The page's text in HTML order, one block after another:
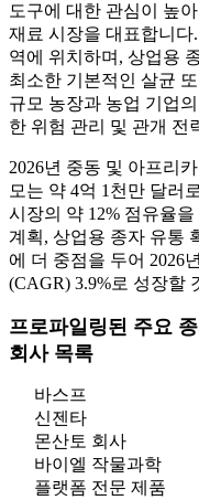
도구에 대한 관심이 높
재료 시장을 대표합니다
역에 위치하며, 상업용
최소한 기본적인 살균
규모 농장과 농업 기업
한 위험 관리 및 관개 전
2026년 중동 및 아프리
모는 약 4억 1천만 달러
시장의 약 12% 점유율
계획, 상업용 종자 유통
에 더 중점을 두어 2026
(CAGR) 3.9%로 성장할
프로파일링된 주요
회사 목록
바스프
신젠타
몬산토 회사
바이엘 작물과학
플랫폼 전문 제품